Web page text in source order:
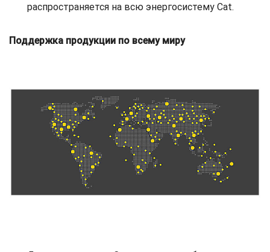
распространяется на всю энергосистему Cat.
Поддержка продукции по всему миру